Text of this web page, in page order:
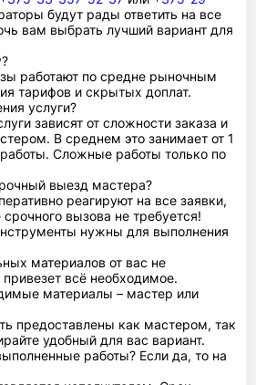
будут рады ответить на все
вам выбрать лучший вариант для
работают по средне рыночным
тарифов и скрытых доплат.
услуги?
зависят от сложности заказа и
В среднем это занимает от 1
Сложные работы только по
выезд мастера?
реагируют на все заявки,
вызова не требуется!
нужны для выполнения
материалов от вас не
всё необходимое.
материалы – мастер или
предоставлены как мастером, так
удобный для вас вариант.
работы? Если да, то на